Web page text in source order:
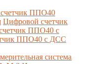
ППО40
Цифровой счетчик
ППО40 с
ППО40 с ДСС
система